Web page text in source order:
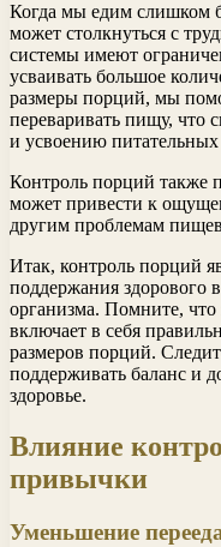
Когда мы едим слишком
может столкнуться с
системы имеют
усваивать большое
размеры порций, мы
переваривать пищу, что
и усвоению питательных
Контроль порций также
может привести к
другим проблемам
Итак, контроль порций
поддержания здорового
организма. Помните, что
включает в себя
размеров порций.
поддерживать баланс и
здоровье.
Влияние
привычки
Уменьшение